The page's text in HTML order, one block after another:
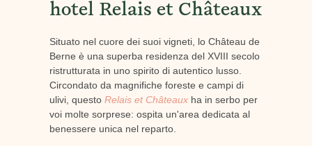
hotel Relais et Châteaux
Situato nel cuore dei suoi vigneti, lo Château de
Berne è una superba residenza del XVIII secolo
ristrutturata in uno spirito di autentico lusso.
Circondato da magnifiche foreste e campi di
ulivi, questo Relais et Châteauxha in serbo per
voi molte sorprese: ospita un'area dedicata al
benessere unica nel reparto.